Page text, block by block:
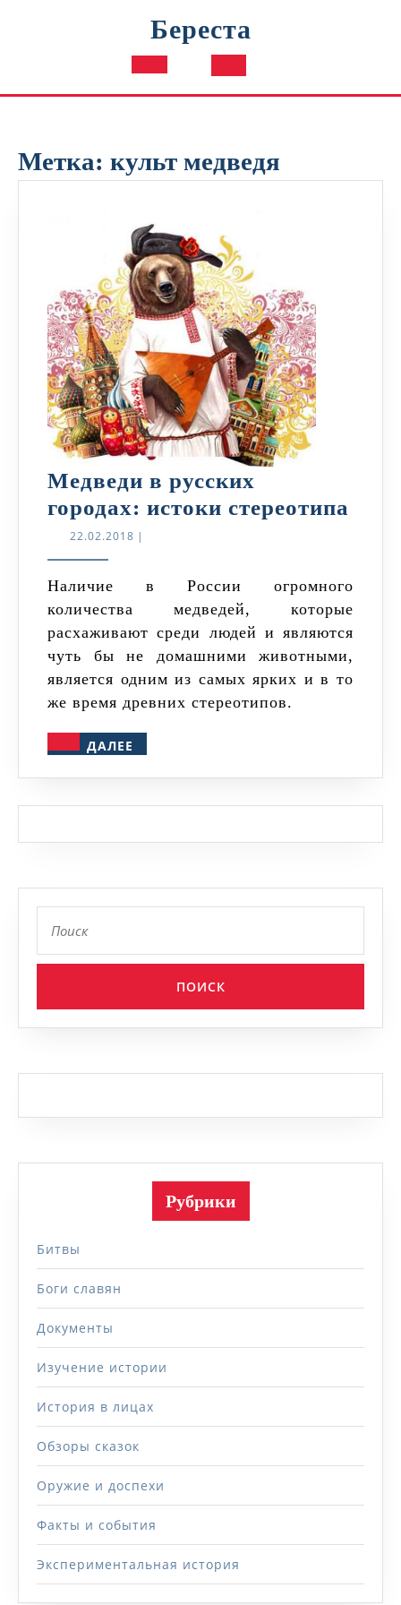
Береста
Кнопка
Метка: культ медведя
Медведи в русских
городах: истоки стереотипа
22.02.2018 22.02.2018
|
Наличие в России огромного
количества медведей, которые
расхаживают среди людей и являются
чуть бы не домашними животными,
является одним из самых ярких и в то
же время древних стереотипов.
ДАЛЕЕ
Рубрики
Битвы
Боги славян
Документы
Изучение истории
История в лицах
Обзоры сказок
Оружие и доспехи
Факты и события
Экспериментальная история